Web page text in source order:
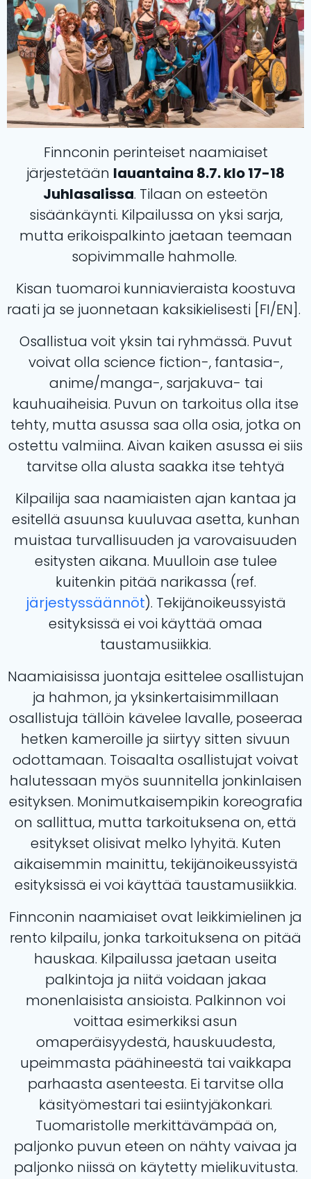
Finnconin perinteiset naamiaiset
järjestetään lauantaina 8.7. klo 17-18
Juhlasalissa. Tilaan on esteetön
sisäänkäynti. Kilpailussa on yksi sarja,
mutta erikoispalkinto jaetaan teemaan
sopivimmalle hahmolle.
Kisan tuomaroi kunniavieraista koostuva
raati ja se juonnetaan kaksikielisesti [FI/EN].
Osallistua voit yksin tai ryhmässä. Puvut
voivat olla science fiction-, fantasia-,
anime/manga-, sarjakuva- tai
kauhuaiheisia. Puvun on tarkoitus olla itse
tehty, mutta asussa saa olla osia, jotka on
ostettu valmiina. Aivan kaiken asussa ei siis
tarvitse olla alusta saakka itse tehtyä
Kilpailija saa naamiaisten ajan kantaa ja
esitellä asuunsa kuuluvaa asetta, kunhan
muistaa turvallisuuden ja varovaisuuden
esitysten aikana. Muulloin ase tulee
kuitenkin pitää narikassa (ref.
järjestyssäännöt). Tekijänoikeussyistä
esityksissä ei voi käyttää omaa
taustamusiikkia.
Naamiaisissa juontaja esittelee osallistujan
ja hahmon, ja yksinkertaisimmillaan
osallistuja tällöin kävelee lavalle, poseeraa
hetken kameroille ja siirtyy sitten sivuun
odottamaan. Toisaalta osallistujat voivat
halutessaan myös suunnitella jonkinlaisen
esityksen. Monimutkaisempikin koreografia
on sallittua, mutta tarkoituksena on, että
esitykset olisivat melko lyhyitä. Kuten
aikaisemmin mainittu, tekijänoikeussyistä
esityksissä ei voi käyttää taustamusiikkia.
Finnconin naamiaiset ovat leikkimielinen ja
rento kilpailu, jonka tarkoituksena on pitää
hauskaa. Kilpailussa jaetaan useita
palkintoja ja niitä voidaan jakaa
monenlaisista ansioista. Palkinnon voi
voittaa esimerkiksi asun
omaperäisyydestä, hauskuudesta,
upeimmasta päähineestä tai vaikkapa
parhaasta asenteesta. Ei tarvitse olla
käsityömestari tai esiintyjäkonkari.
Tuomaristolle merkittävämpää on,
paljonko puvun eteen on nähty vaivaa ja
paljonko niissä on käytetty mielikuvitusta.